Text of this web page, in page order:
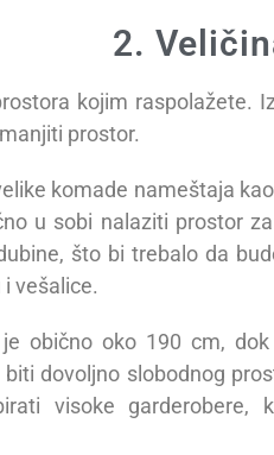
2.
kojim raspolažete.
prostor.
komade nameštaja
u sobi nalaziti prostor
što bi trebalo da
vešalice.
obično oko 190 cm,
dovoljno slobodnog
visoke